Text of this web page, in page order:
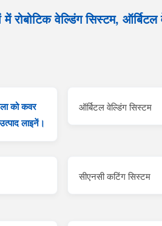
वेल्डिंग सिस्टम, ऑर्बिटल
को कवर
लाइनें।
ऑर्बिटल वेल्डिंग सिस्टम
सीएनसी कटिंग सिस्टम